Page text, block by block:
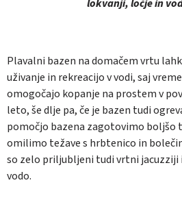
lokvanji, ločje in
Plavalni bazen na domačem vrtu
uživanje in rekreacijo v vodi, saj
omogočajo kopanje na prostem v
leto, še dlje pa, če je bazen tudi
pomočjo bazena zagotovimo boljšo
omilimo težave s hrbtenico in
so zelo priljubljeni tudi vrtni jacuzziji
vodo.